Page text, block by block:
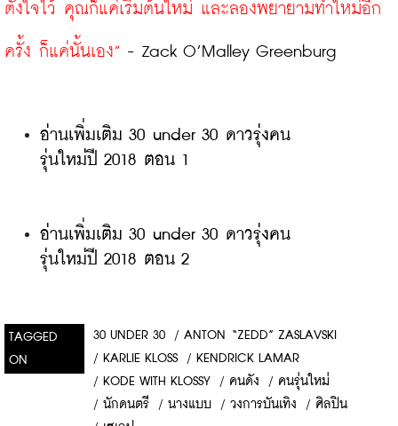
ตั้งใจไว้ คุณก็แค่เริ่มต้นใหม่ และลองพยายามทำใหม่อีก
ครั้ง ก็แค่นั้นเอง”
อ่านเพิ่มเติม 30 under 30 ดาวรุ่งคน
รุ่นใหม่ปี 2018 ตอน 1
อ่านเพิ่มเติม 30 under 30 ดาวรุ่งคน
รุ่นใหม่ปี 2018 ตอน 2
TAGGED
ON
30 UNDER 30 / ANTON “ZEDD” ZASLAVSKI
/ KARLIE KLOSS / KENDRICK LAMAR
/ KODE WITH KLOSSY / คนดัง / คนรุ่นใหม่
/ นักดนตรี / นางแบบ / วงการบันเทิง / ศิลปิน